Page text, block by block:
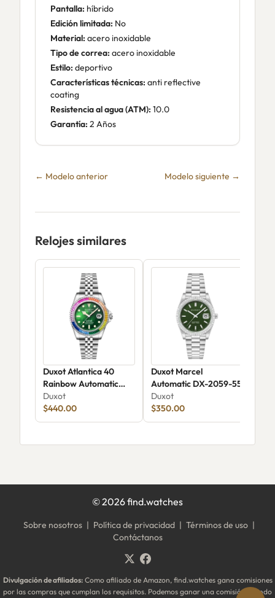
Pantalla: híbrido
Edición limitada: No
Material: acero inoxidable
Tipo de correa: acero inoxidable
Estilo: deportivo
Características técnicas: anti reflective
coating
Resistencia al agua (ATM): 10.0
Garantía: 2 Años
← Modelo anterior Modelo siguiente →
Relojes similares
Duxot Atlantica 40
Rainbow Automatic
DX-2077-77
Duxot
$440.00
Duxot Marcel
Automatic DX-2059-55
Duxot
$350.00
©2026find.watches
Sobre nosotros | Política de privacidad | Términos de uso |
Contáctanos
Divulgación de afiliados:Como afiliado de Amazon, find.watches gana comisiones
por las compras que cumplan los requisitos. Podemos ganar una comisión cuando